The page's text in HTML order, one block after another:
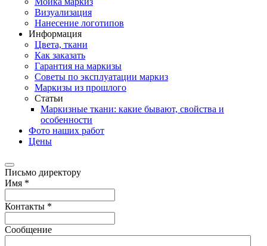
Визуализация
Нанесение логотипов
Информация
Цвета, ткани
Как заказать
Гарантия на маркизы
Советы по эксплуатации маркиз
Маркизы из прошлого
Статьи
Маркизные ткани: какие бывают, свойства и
особенности
Фото наших работ
Цены
Письмо директору
Имя *
Контакты *
Сообщение